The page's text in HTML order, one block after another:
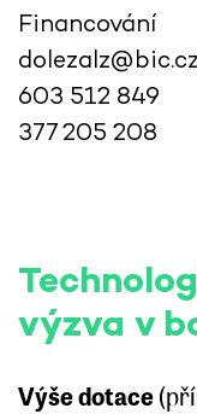
Financování
dolezalz@bic.cz
603 512 849
377 205 208
výzva v
Výše dotace